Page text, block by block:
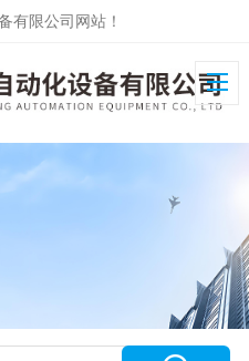
有限公司网站！